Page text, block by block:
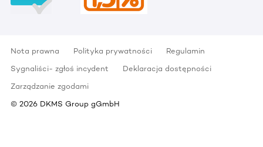
Nota prawna Polityka prywatności
Regulamin
Sygnaliści- zgłoś incydent
Deklaracja dostępności
Zarządzanie zgodami
© 2026 DKMS Group gGmbH